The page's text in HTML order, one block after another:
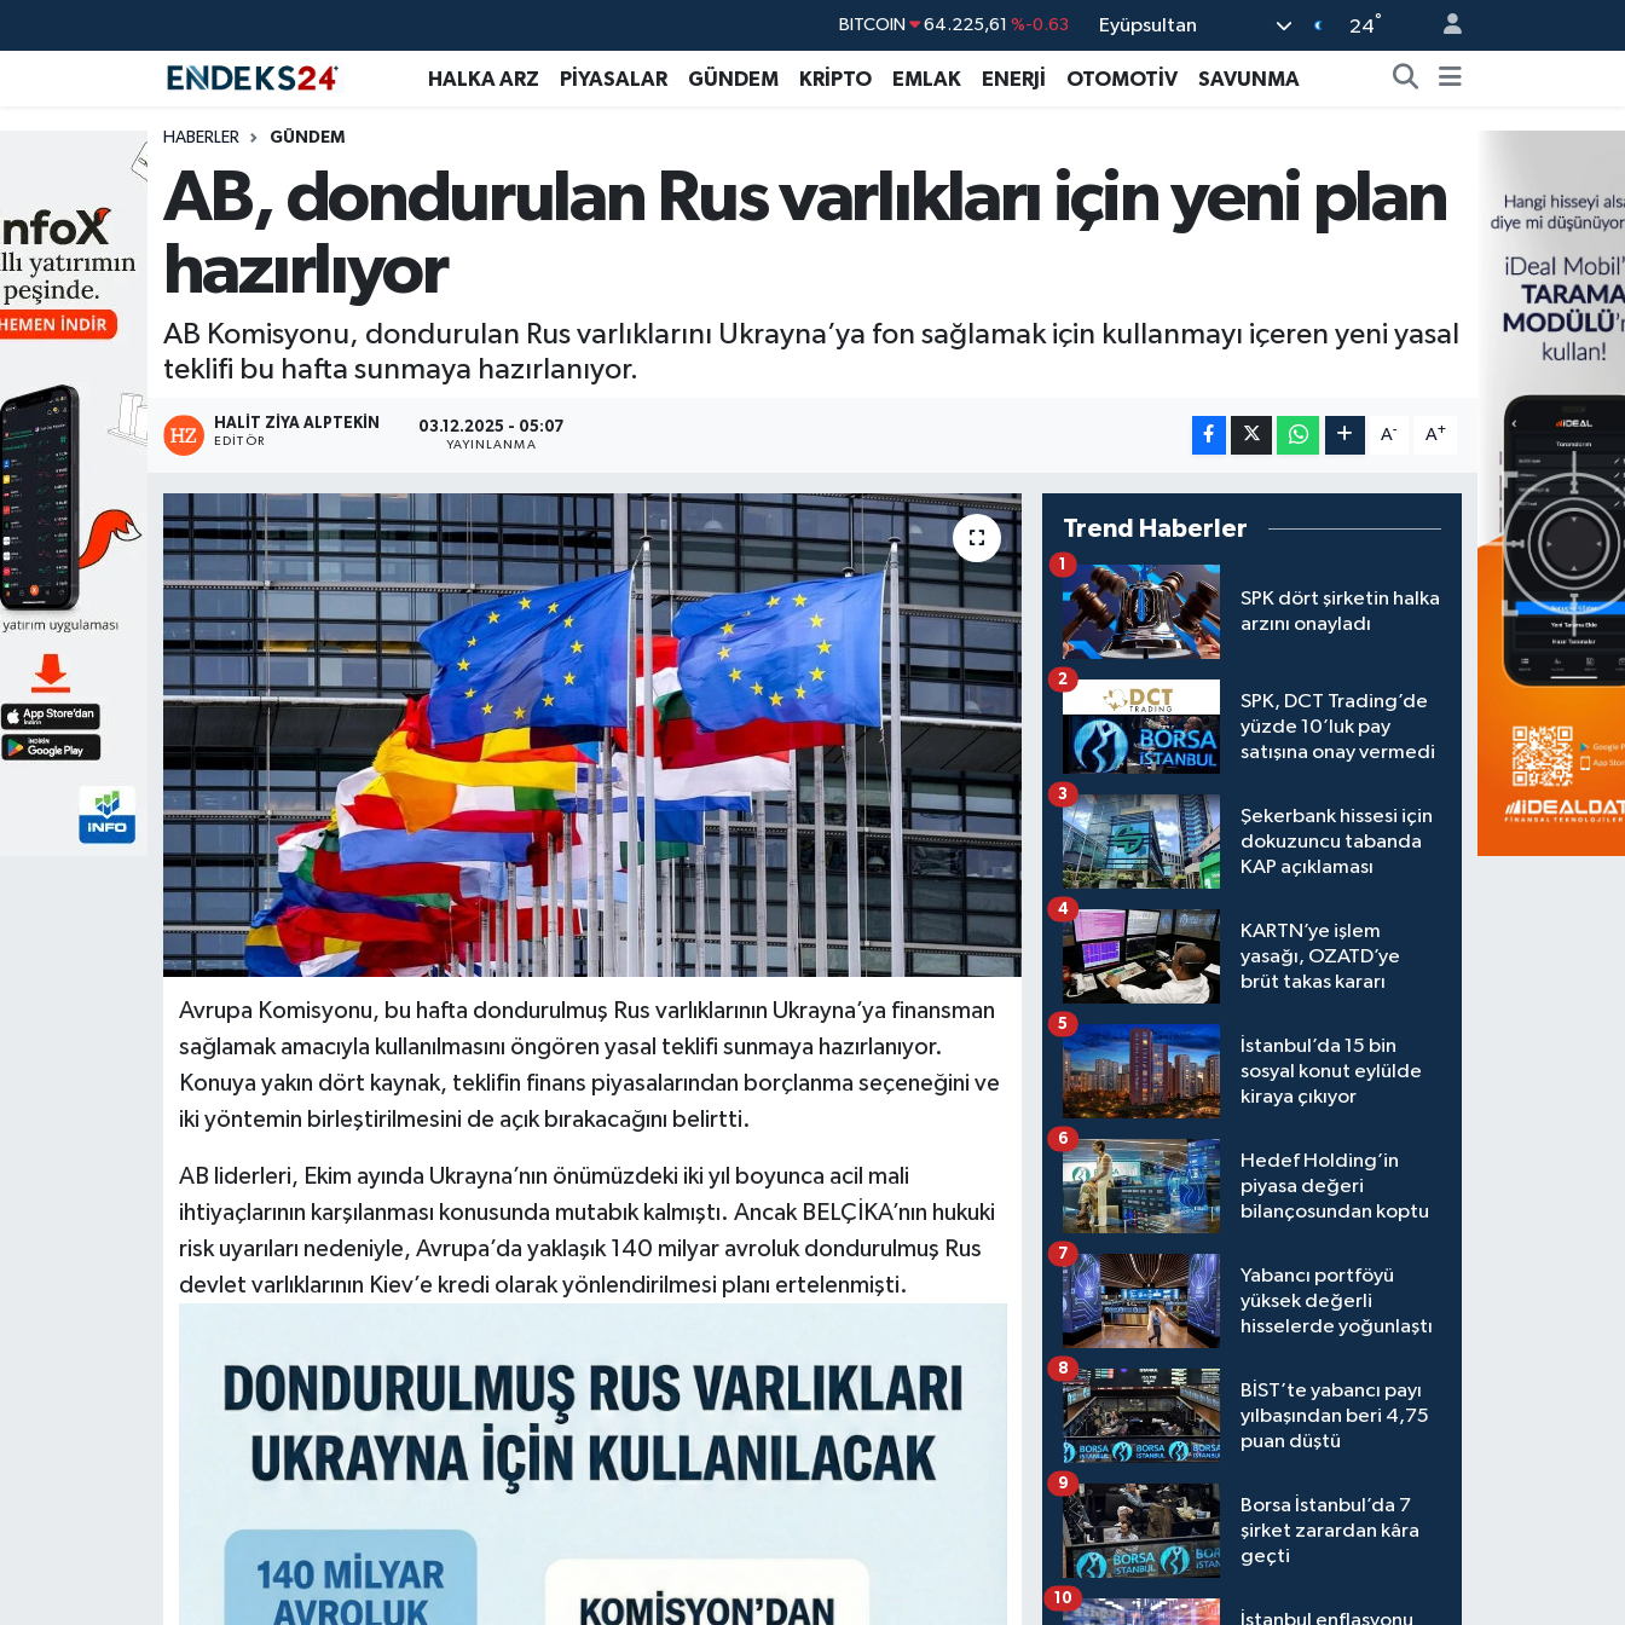
DOLAR 47,6704 %0
EURO 55,0406 %-0.08
BİST100 13.799
Eyüpsultan 24°
HALKA ARZ PİYASALAR GÜNDEM KRİPTO EMLAK ENERJİ OTOMOTİV SAVUNMA
HABERLER GÜNDEM
AB, dondurulan Rus varlıkları için yeni plan
hazırlıyor
AB Komisyonu, dondurulan Rus varlıklarını Ukrayna’ya fon sağlamak için kullanmayı içeren yeni yasal
teklifi bu hafta sunmaya hazırlanıyor.
HALIT ZIYA ALPTEKIN
EDITÖR
03.12.2025 - 05:07
YAYINLANMA
A- A+
Avrupa Komisyonu, bu hafta dondurulmuş Rus varlıklarının Ukrayna’ya finansman
sağlamak amacıyla kullanılmasını öngören yasal teklifi sunmaya hazırlanıyor.
Konuya yakın dört kaynak, teklifin finans piyasalarından borçlanma seçeneğini ve
iki yöntemin birleştirilmesini de açık bırakacağını belirtti.
AB liderleri, Ekim ayında Ukrayna’nın önümüzdeki iki yıl boyunca acil mali
ihtiyaçlarının karşılanması konusunda mutabık kalmıştı. Ancak BELÇİKA’nın hukuki
risk uyarıları nedeniyle, Avrupa’da yaklaşık 140 milyar avroluk dondurulmuş Rus
devlet varlıklarının Kiev’e kredi olarak yönlendirilmesi planı ertelenmişti.
Trend Haberler
SPK dört şirketin halka
arzını onayladı
1
SPK, DCT Trading’de
yüzde 10’luk pay
satışına onay vermedi
2
Şekerbank hissesi için
dokuzuncu tabanda
KAP açıklaması
3
KARTN’ye işlem
yasağı, OZATD’ye
brüt takas kararı
4
İstanbul’da 15 bin
sosyal konut eylülde
kiraya çıkıyor
5
Hedef Holding’in
piyasa değeri
bilançosundan koptu
6
Yabancı portföyü
yüksek değerli
hisselerde yoğunlaştı
7
BİST’te yabancı payı
yılbaşından beri 4,75
puan düştü
8
Borsa İstanbul’da 7
şirket zarardan kâra
geçti
9
İstanbul enflasyonu
10
GÜNDEM
HALKA ARZ
KRİPTO
OTOMOTİV
PİYASALAR
SAVUNMA
Nöbetçi Eczaneler
Hava Durumu
Trafik Durumu
Süper Lig Puan Durumu ve Fikstür
Tüm Manşetler
Son Dakika Haberleri
Haber Arşivi